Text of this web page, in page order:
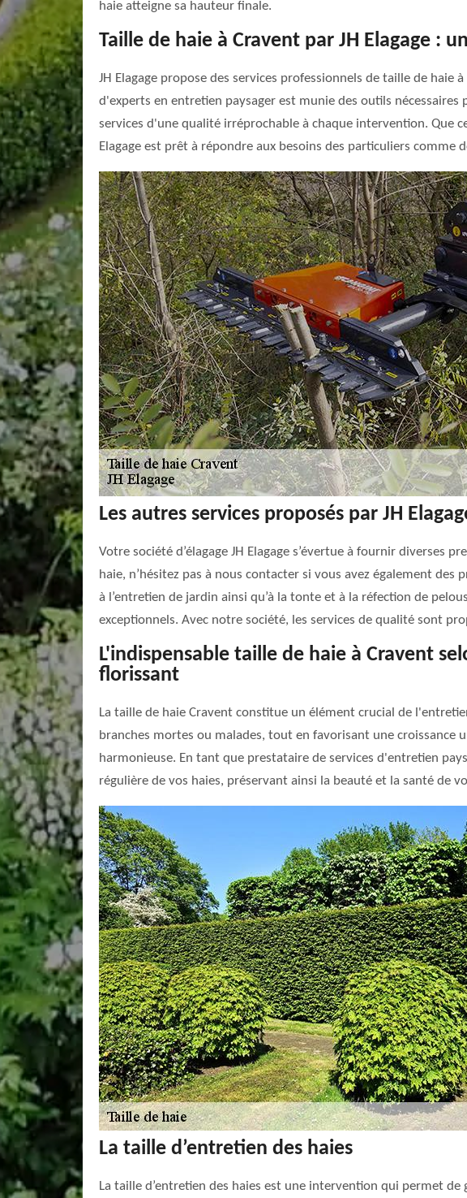
haie atteigne sa hauteur finale.
Taille de haie à Cravent par JH Elagage :
JH Elagage propose des services professionnels de taille de
d'experts en entretien paysager est munie des outils
services d'une qualité irréprochable à chaque intervention. Que
Elagage est prêt à répondre aux besoins des particuliers comme
Les autres services proposés par JH
Votre société d’élagage JH Elagage s’évertue à fournir
haie, n’hésitez pas à nous contacter si vous avez également des
à l’entretien de jardin ainsi qu’à la tonte et à la réfection de
exceptionnels. Avec notre société, les services de qualité sont
L'indispensable taille de haie à Cravent
florissant
La taille de haie Cravent constitue un élément crucial de
branches mortes ou malades, tout en favorisant une croissance
harmonieuse. En tant que prestataire de services d'entretien
régulière de vos haies, préservant ainsi la beauté et la santé de
La taille d’entretien des haies
La taille d’entretien des haies est une intervention qui permet